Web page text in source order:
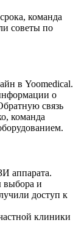
команда
советы по
в Yoomedical.
о
связь
команда
аппарата.
выбора и
доступ к
клиники